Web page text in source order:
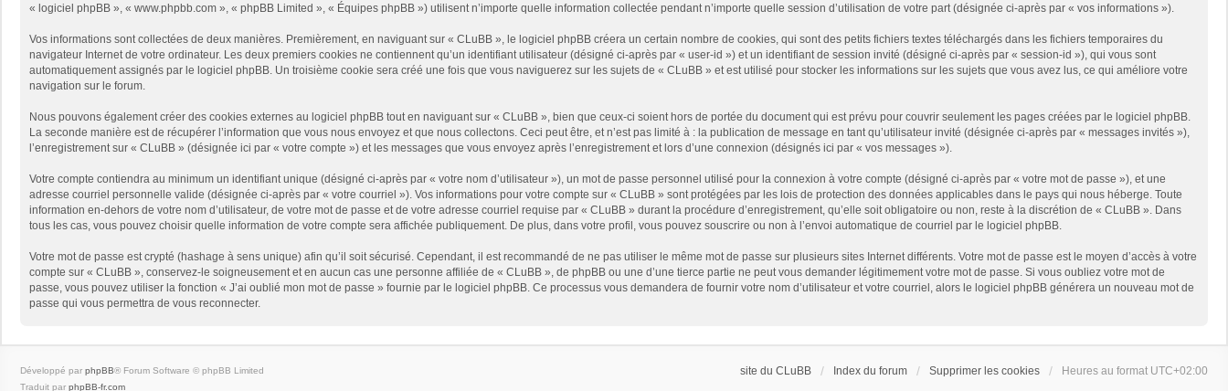
« logiciel phpBB », « www.phpbb.com », « phpBB Limited », « Équipes phpBB ») utilisent n’importe quelle information collectée pendant n’importe quelle session d’utilisation de votre part (désignée ci-après par « vos informations »).
Vos informations sont collectées de deux manières. Premièrement, en naviguant sur « CLuBB », le logiciel phpBB créera un certain nombre de cookies, qui sont des petits fichiers textes téléchargés dans les fichiers temporaires du
navigateur Internet de votre ordinateur. Les deux premiers cookies ne contiennent qu’un identifiant utilisateur (désigné ci-après par « user-id ») et un identifiant de session invité (désigné ci-après par « session-id »), qui vous sont
automatiquement assignés par le logiciel phpBB. Un troisième cookie sera créé une fois que vous naviguerez sur les sujets de « CLuBB » et est utilisé pour stocker les informations sur les sujets que vous avez lus, ce qui améliore votre
navigation sur le forum.
Nous pouvons également créer des cookies externes au logiciel phpBB tout en naviguant sur « CLuBB », bien que ceux-ci soient hors de portée du document qui est prévu pour couvrir seulement les pages créées par le logiciel phpBB.
La seconde manière est de récupérer l’information que vous nous envoyez et que nous collectons. Ceci peut être, et n’est pas limité à : la publication de message en tant qu’utilisateur invité (désignée ci-après par « messages invités »),
l’enregistrement sur « CLuBB » (désignée ici par « votre compte ») et les messages que vous envoyez après l’enregistrement et lors d’une connexion (désignés ici par « vos messages »).
Votre compte contiendra au minimum un identifiant unique (désigné ci-après par « votre nom d’utilisateur »), un mot de passe personnel utilisé pour la connexion à votre compte (désigné ci-après par « votre mot de passe »), et une
adresse courriel personnelle valide (désignée ci-après par « votre courriel »). Vos informations pour votre compte sur « CLuBB » sont protégées par les lois de protection des données applicables dans le pays qui nous héberge. Toute
information en-dehors de votre nom d’utilisateur, de votre mot de passe et de votre adresse courriel requise par « CLuBB » durant la procédure d’enregistrement, qu’elle soit obligatoire ou non, reste à la discrétion de « CLuBB ». Dans
tous les cas, vous pouvez choisir quelle information de votre compte sera affichée publiquement. De plus, dans votre profil, vous pouvez souscrire ou non à l’envoi automatique de courriel par le logiciel phpBB.
Votre mot de passe est crypté (hashage à sens unique) afin qu’il soit sécurisé. Cependant, il est recommandé de ne pas utiliser le même mot de passe sur plusieurs sites Internet différents. Votre mot de passe est le moyen d’accès à votre
compte sur « CLuBB », conservez-le soigneusement et en aucun cas une personne affiliée de « CLuBB », de phpBB ou une d’une tierce partie ne peut vous demander légitimement votre mot de passe. Si vous oubliez votre mot de
passe, vous pouvez utiliser la fonction « J’ai oublié mon mot de passe » fournie par le logiciel phpBB. Ce processus vous demandera de fournir votre nom d’utilisateur et votre courriel, alors le logiciel phpBB générera un nouveau mot de
passe qui vous permettra de vous reconnecter.
site du CLuBB Index du forum Supprimer les cookies Heures au format UTC+02:00
Développé par phpBB® Forum Software © phpBB Limited
Traduit par phpBB-fr.com